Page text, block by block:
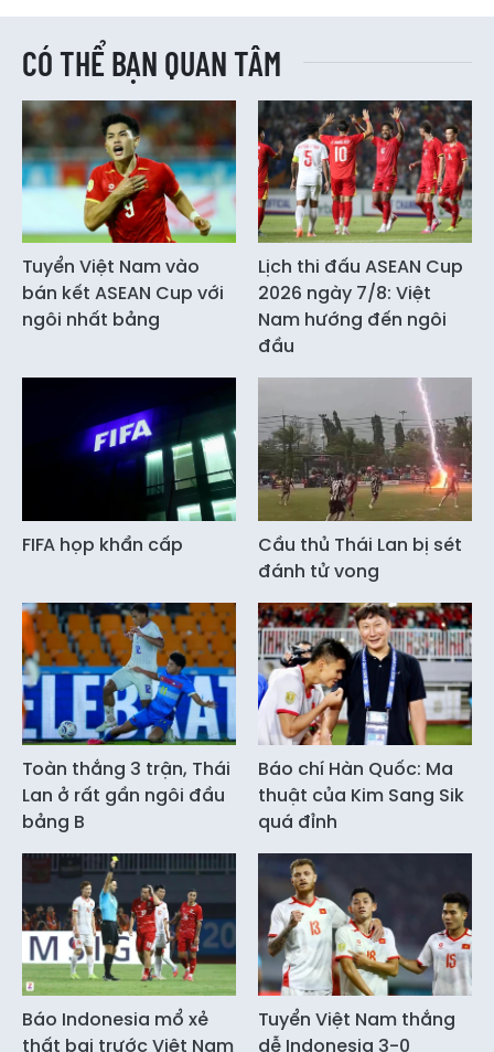
CÓ THỂ BẠN QUAN TÂM
Tuyển Việt Nam vào
bán kết ASEAN Cup với
ngôi nhất bảng
Lịch thi đấu ASEAN Cup
2026 ngày 7/8: Việt
Nam hướng đến ngôi
đầu
FIFA họp khẩn cấp
Cầu thủ Thái Lan bị sét
đánh tử vong
Toàn thắng 3 trận, Thái
Lan ở rất gần ngôi đầu
bảng B
Báo chí Hàn Quốc: Ma
thuật của Kim Sang Sik
quá đỉnh
Báo Indonesia mổ xẻ
thất bại trước Việt Nam
Tuyển Việt Nam thắng
dễ Indonesia 3-0